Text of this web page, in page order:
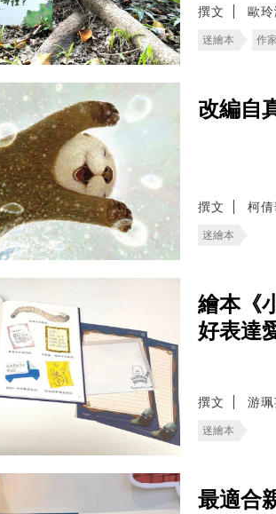
撰文 歐玲
迷繪本 作
改編自
撰文 柯倩
迷繪本
繪本《
好表達
撰文 游
迷繪本
最適合